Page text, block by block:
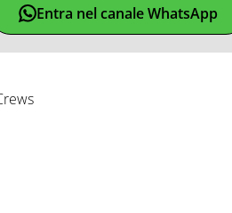
Entra nel canale WhatsApp